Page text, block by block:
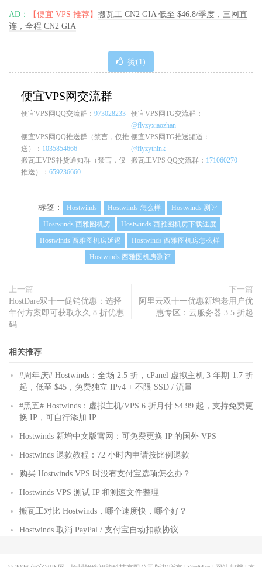
AD： 【便宜 VPS 推荐】 搬瓦工 CN2 GIA 低至 $46.8/季度，三网直
连，全程 CN2 GIA
赞(1)
便宜VPS网交流群
便宜VPS网QQ交流群： 973028233
便宜VPS网TG交流群：
@flyzyxiaozhan
便宜VPS网QQ推送群（禁言，仅推
送）： 1035854666
便宜VPS网TG推送频道：
@flyzythink
搬瓦工VPS补货通知群（禁言，仅
推送）： 659236660
搬瓦工VPS QQ交流群： 171060270
标签： Hostwinds Hostwinds 怎么样
Hostwinds 测评
Hostwinds 西雅图机房
Hostwinds 西雅图机房下载速度
Hostwinds 西雅图机房延迟
Hostwinds 西雅图机房怎么样
Hostwinds 西雅图机房测评
上一篇
HostDare双十一促销优惠：选择
年付方案即可获取永久 8 折优惠
码
下一篇
阿里云双十一优惠新增老用户优
惠专区：云服务器 3.5 折起
相关推荐
#周年庆# Hostwinds：全场 2.5 折，cPanel 虚拟主机 3 年期 1.7 折
起，低至 $45，免费独立 IPv4 + 不限 SSD / 流量
#黑五# Hostwinds：虚拟主机/VPS 6 折月付 $4.99 起，支持免费更
换 IP，可自行添加 IP
Hostwinds 新增中文版官网：可免费更换 IP 的国外 VPS
Hostwinds 退款教程：72 小时内申请按比例退款
购买 Hostwinds VPS 时没有支付宝选项怎么办？
Hostwinds VPS 测试 IP 和测速文件整理
搬瓦工对比 Hostwinds，哪个速度快，哪个好？
Hostwinds 取消 PayPal / 支付宝自动扣款协议